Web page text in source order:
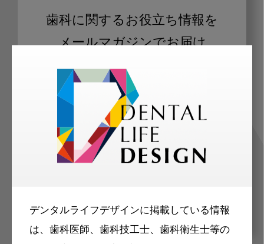
デンタルライフデザインに掲載している情報
は、歯科医師、歯科技工士、歯科衛生士等の
歯科に関するお役立ち情報を
メールマガジンでお届け
ご登録いただいた職種（歯科医師、歯
科衛生士、歯科技工士）に合わせた内
容のメールマガジンをお届けします。